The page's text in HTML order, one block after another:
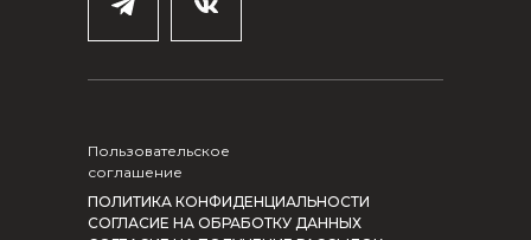
Пользовательское
соглашение
ПОЛИТИКА КОНФИДЕНЦИАЛЬНОСТИ
СОГЛАСИЕ НА ОБРАБОТКУ ДАННЫХ